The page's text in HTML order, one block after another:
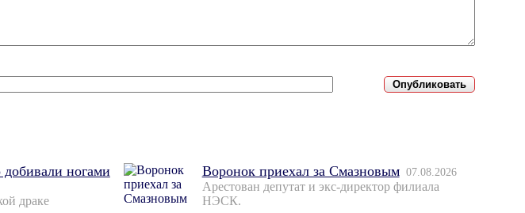
добивали ногами
драке
Воронок приехал за Смазновым 07.08.2026
Арестован депутат и экс-директор филиала
НЭСК.